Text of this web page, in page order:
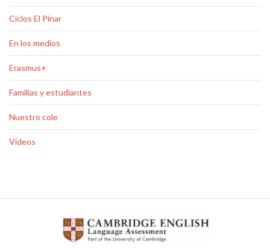
Ciclos El Pinar
En los medios
Erasmus+
Familias y estudiantes
Nuestro cole
Vídeos